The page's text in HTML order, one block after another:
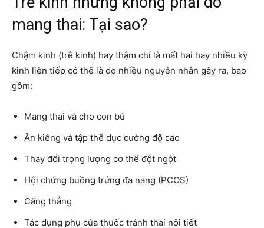
mang thai: Tại sao?
Chậm kinh (trễ kinh) hay thậm chí là mất hai hay nhiều kỳ
kinh liên tiếp có thể là do nhiều nguyên nhân gây ra, bao
gồm:
Mang thai và cho con bú
Ăn kiêng và tập thể dục cường độ cao
Thay đổi trọng lượng cơ thể đột ngột
Hội chứng buồng trứng đa nang (PCOS)
Căng thẳng
Tác dụng phụ của thuốc tránh thai nội tiết